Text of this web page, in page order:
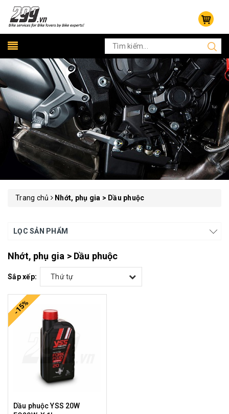
Trang chủ Nhớt, phụ gia > Dầu phuộc
LỌC SẢN PHẨM
Nhớt, phụ gia > Dầu phuộc
Sắp xếp: Thứ tự
-15%
Dầu phuộc YSS 20W